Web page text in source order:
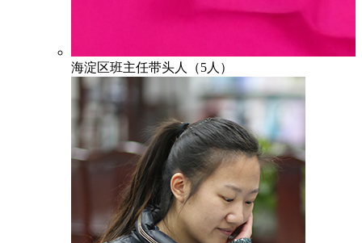
海淀区班主任带头人（5人）